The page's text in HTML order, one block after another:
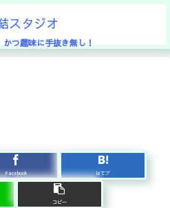
かつ趣味に手抜き無し！
Facebook はてブ
コピー